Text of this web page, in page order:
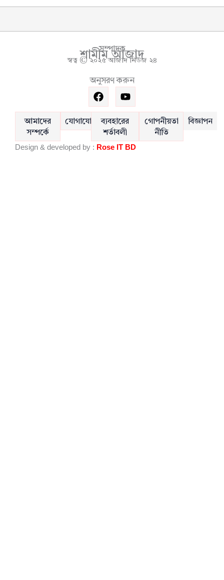
সম্পাদক
শামীম আজাদ
স্বত্ব © ২০২৫ আজাদ নিউজ ২৪
অনুসরণ করুন
F
a
c
e
b
o
o
Y
o
u
t
u
b
e
আমাদের
সম্পর্কে
যোগাযোগ
ব্যবহারের
শর্তাবলী
গোপনীয়তা
নীতি
বিজ্ঞাপন
Design & developed by : Rose IT BD